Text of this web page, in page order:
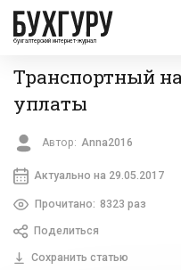
бухгалтерский интернет-журнал
Транспортный
уплаты
Автор: Anna2016
Актуально на 29.05.2017
Прочитано: 8323 раз
Поделиться
Сохранить статью